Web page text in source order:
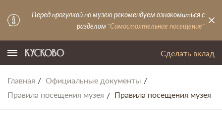
Перед прогулкой по музею рекомендуем ознакомиться с
разделом "Самостоятельное посещение"
Сделать вклад
Главная
Официальные документы
Правила посещения музея
Правила посещения музея